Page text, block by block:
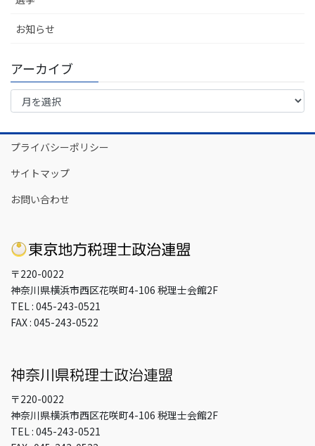
お知らせ
アーカイブ
ア
イ
ブ
プライバシーポリシー
サイトマップ
お問い合わせ
〒220-0022
神奈川県横浜市西区花咲町4-106 税理士会館2F
TEL : 045-243-0521
FAX : 045-243-0522
〒220-0022
神奈川県横浜市西区花咲町4-106 税理士会館2F
TEL : 045-243-0521